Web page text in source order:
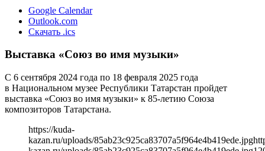
Google Calendar
Outlook.com
Скачать .ics
Выставка «Союз во имя музыки»
С 6 сентября 2024 года по 18 февраля 2025 года
в Национальном музее Республики Татарстан пройдет
выставка «Союз во имя музыки» к 85-летию Союза
композиторов Татарстана.
https://kuda-
kazan.ru/uploads/85ab23c925ca83707a5f964e4b419ede.jpg